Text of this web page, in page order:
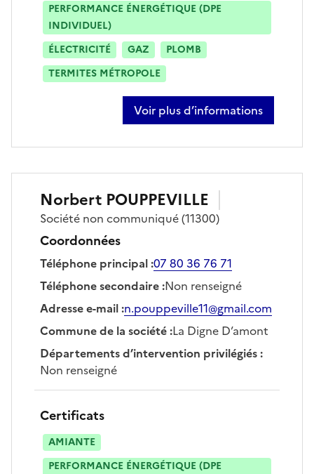
PERFORMANCE ÉNERGÉTIQUE (DPE
INDIVIDUEL)
ÉLECTRICITÉ
GAZ
PLOMB
TERMITES MÉTROPOLE
Voir plus d’informations
sur sonia klock
Norbert POUPPEVILLE
Société non communiqué(11300)
Coordonnées
Téléphone principal:07 80 36 76 71
Téléphone secondaire:Non renseigné
Adresse e-mail:n.pouppeville11@gmail.com
Commune de la société:La Digne D’amont
Départements d’intervention privilégiés:
Non renseigné
Certificats
AMIANTE
PERFORMANCE ÉNERGÉTIQUE (DPE